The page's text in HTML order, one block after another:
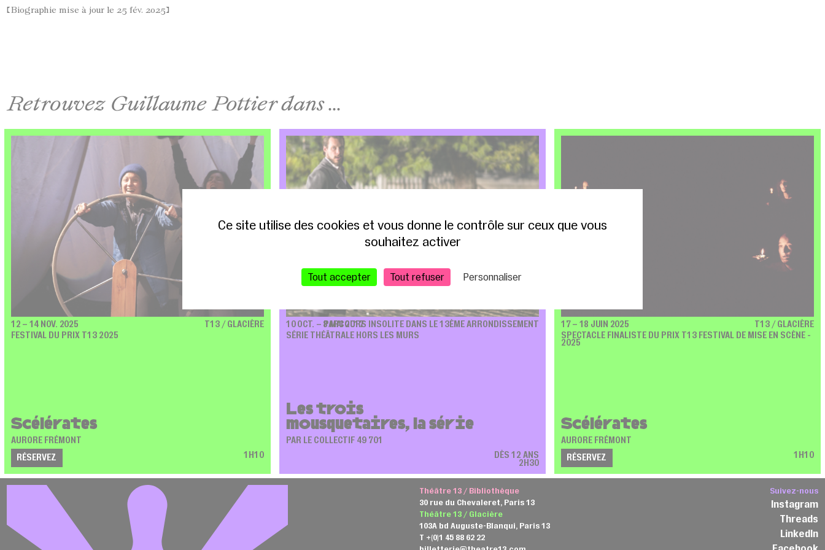
[Biographie mise à jour le 25 fév. 2025]
Retrouvez Guillaume Pottier dans ...
12 – 14 NOV. 2025
FESTIVAL DU PRIX T13 2025
T13 / GLACIÈRE
Scélérates
AURORE FRÉMONT
RÉSERVEZ
1H10
10 OCT. – 8 MAI 2017
SÉRIE THÉÂTRALE HORS LES MURS
PARCOURS INSOLITE DANS LE 13ÈME ARRONDISSEMENT
Les trois
mousquetaires, la série
PAR LE COLLECTIF 49 701
DÈS 12 ANS
2H30
17 – 18 JUIN 2025
SPECTACLE FINALISTE DU PRIX T13 FESTIVAL DE MISE EN SCÈNE -
2025
T13 / GLACIÈRE
Scélérates
AURORE FRÉMONT
RÉSERVEZ
1H10
Théâtre 13 / Bibliothèque
30 rue du Chevaleret, Paris 13
Théâtre 13 / Glacière
103A bd Auguste-Blanqui, Paris 13
T +(0)1 45 88 62 22
Suivez-nous
Instagram
Threads
LinkedIn
Ce site utilise des cookies et vous donne le contrôle sur ceux que vous
souhaitez activer
Tout accepter Tout refuser Personnaliser